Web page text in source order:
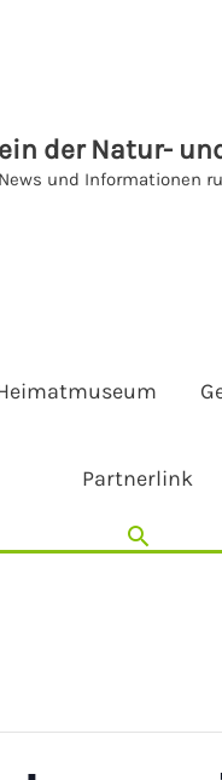
der Natur-
und Informationen
Partnerlink
Suchen